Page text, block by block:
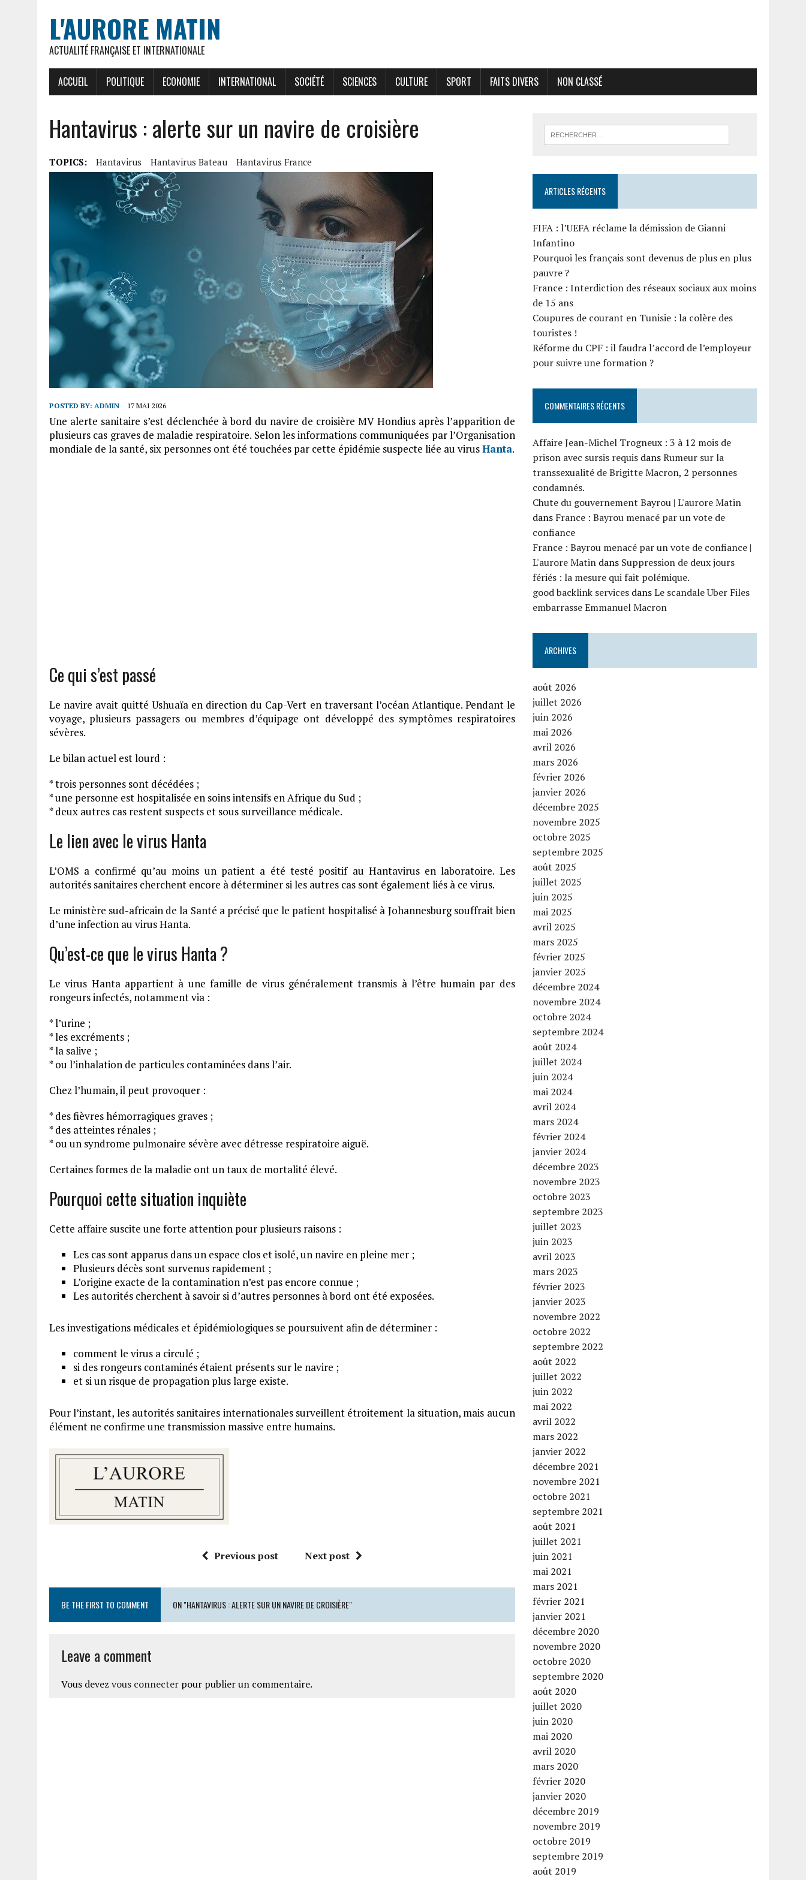
L'AURORE MATIN
ACTUALITÉ FRANÇAISE ET INTERNATIONALE
ACCUEIL POLITIQUE ECONOMIE INTERNATIONAL SOCIÉTÉ SCIENCES CULTURE SPORT FAITS DIVERS NON CLASSÉ
Hantavirus : alerte sur un navire de croisière
TOPICS: Hantavirus Hantavirus Bateau Hantavirus France
POSTED BY: ADMIN 17 MAI 2026
Une alerte sanitaire s’est déclenchée à bord du navire de croisière MV Hondius après l’apparition de
plusieurs cas graves de maladie respiratoire. Selon les informations communiquées par l’Organisation
mondiale de la santé, six personnes ont été touchées par cette épidémie suspecte liée au virusHanta.
Ce qui s’est passé
Le navire avait quitté Ushuaïa en direction du Cap-Vert en traversant l’océan Atlantique. Pendant le
voyage, plusieurs passagers ou membres d’équipage ont développé des symptômes respiratoires
sévères.
Le bilan actuel est lourd :
* trois personnes sont décédées ;
* une personne est hospitalisée en soins intensifs en Afrique du Sud ;
* deux autres cas restent suspects et sous surveillance médicale.
Le lien avec le virus Hanta
L’OMS a confirmé qu’au moins un patient a été testé positif au Hantavirus en laboratoire. Les
autorités sanitaires cherchent encore à déterminer si les autres cas sont également liés à ce virus.
Le ministère sud-africain de la Santé a précisé que le patient hospitalisé à Johannesburg souffrait bien
d’une infection au virus Hanta.
Qu’est-ce que le virus Hanta ?
Le virus Hanta appartient à une famille de virus généralement transmis à l’être humain par des
rongeurs infectés, notamment via :
* l’urine ;
* les excréments ;
* la salive ;
* ou l’inhalation de particules contaminées dans l’air.
Chez l’humain, il peut provoquer :
* des fièvres hémorragiques graves ;
* des atteintes rénales ;
* ou un syndrome pulmonaire sévère avec détresse respiratoire aiguë.
Certaines formes de la maladie ont un taux de mortalité élevé.
Pourquoi cette situation inquiète
Cette affaire suscite une forte attention pour plusieurs raisons :
Les cas sont apparus dans un espace clos et isolé, un navire en pleine mer ;
Plusieurs décès sont survenus rapidement ;
L’origine exacte de la contamination n’est pas encore connue ;
Les autorités cherchent à savoir si d’autres personnes à bord ont été exposées.
Les investigations médicales et épidémiologiques se poursuivent afin de déterminer :
comment le virus a circulé ;
si des rongeurs contaminés étaient présents sur le navire ;
et si un risque de propagation plus large existe.
Pour l’instant, les autorités sanitaires internationales surveillent étroitement la situation, mais aucun
élément ne confirme une transmission massive entre humains.
Previous post Next post
BE THE FIRST TO COMMENT ON "HANTAVIRUS : ALERTE SUR UN NAVIRE DE CROISIÈRE"
Leave a comment
Vous devez vous connecter pour publier un commentaire.
ARTICLES RÉCENTS
FIFA : l’UEFA réclame la démission de Gianni
Infantino
Pourquoi les français sont devenus de plus en plus
pauvre ?
France : Interdiction des réseaux sociaux aux moins
de 15 ans
Coupures de courant en Tunisie : la colère des
touristes !
Réforme du CPF : il faudra l’accord de l’employeur
pour suivre une formation ?
COMMENTAIRES RÉCENTS
Affaire Jean-Michel Trogneux : 3 à 12 mois de
prison avec sursis requis dansRumeur sur la
transsexualité de Brigitte Macron, 2 personnes
condamnés.
Chute du gouvernement Bayrou | L'aurore Matin
dans France : Bayrou menacé par un vote de
confiance
France : Bayrou menacé par un vote de confiance |
L'aurore Matin dans Suppression de deux jours
fériés : la mesure qui fait polémique.
good backlink services dansLe scandale Uber Files
embarrasse Emmanuel Macron
ARCHIVES
août 2026
juillet 2026
juin 2026
mai 2026
avril 2026
mars 2026
février 2026
janvier 2026
décembre 2025
novembre 2025
octobre 2025
septembre 2025
août 2025
juillet 2025
juin 2025
mai 2025
avril 2025
mars 2025
février 2025
janvier 2025
décembre 2024
novembre 2024
octobre 2024
septembre 2024
août 2024
juillet 2024
juin 2024
mai 2024
avril 2024
mars 2024
février 2024
janvier 2024
décembre 2023
novembre 2023
octobre 2023
septembre 2023
juillet 2023
juin 2023
avril 2023
mars 2023
février 2023
janvier 2023
novembre 2022
octobre 2022
septembre 2022
août 2022
juillet 2022
juin 2022
mai 2022
avril 2022
mars 2022
janvier 2022
décembre 2021
novembre 2021
octobre 2021
septembre 2021
août 2021
juillet 2021
juin 2021
mai 2021
mars 2021
février 2021
janvier 2021
décembre 2020
novembre 2020
octobre 2020
septembre 2020
août 2020
juillet 2020
juin 2020
mai 2020
avril 2020
mars 2020
février 2020
janvier 2020
décembre 2019
novembre 2019
octobre 2019
septembre 2019
août 2019